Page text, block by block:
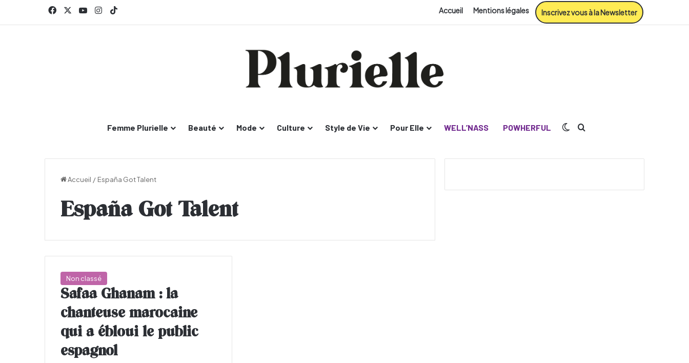
FacebookYouTubeInstagram Accueil Mentions légales Inscrivez vous à la Newsletter
Femme Plurielle Beauté Mode Culture Style de Vie Pour Elle WELL’NASS POWHERFUL Switch skin
Accueil / España Got Talent
España Got Talent
Non classé
Safaa Ghanam : la
chanteuse marocaine
qui a ébloui le public
espagnol